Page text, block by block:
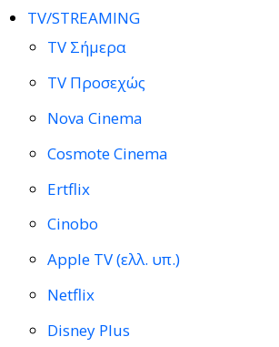
TV/STREAMING
TV Σήμερα
TV Προσεχώς
Nova Cinema
Cosmote Cinema
Ertflix
Cinobo
Apple TV (ελλ. υπ.)
Netflix
Disney Plus